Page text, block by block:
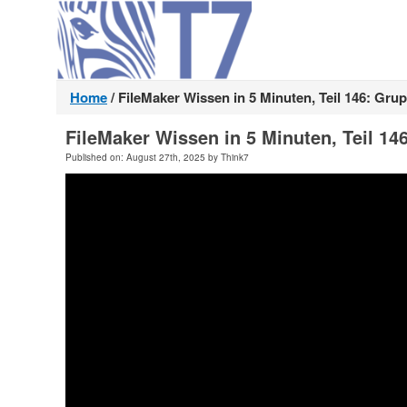
Home/FileMaker Wissen in 5 Minuten, Teil 146:
FileMaker Wissen in 5 Minuten, Teil
Published on: August 27th, 2025 by Think7